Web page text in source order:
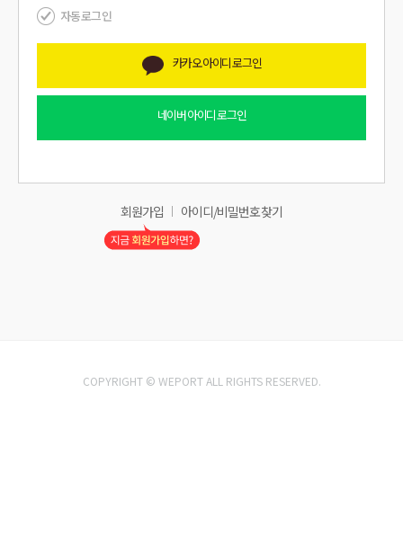
자동로그인
카카오아이디 로그인
네이버아이디 로그인
회원가입 아이디/비밀번호 찾기
COPYRIGHT © WEPORT ALL RIGHTS RESERVED.